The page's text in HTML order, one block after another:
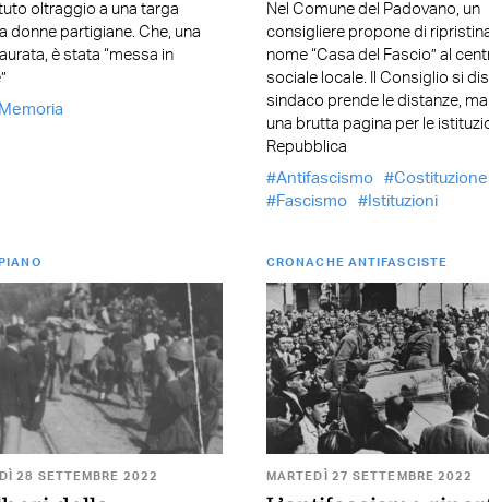
oltraggio a una targa
donne partigiane. Che, una
è stata “messa in
Nel Comune del Padovano, un
consigliere propone di
nome “Casa del Fascio” al
sociale locale. Il Consiglio si
sindaco prende le distanze,
una brutta pagina per le
Repubblica
Antifascismo
Costituzione
Fascismo
Istituzioni
28 SETTEMBRE 2022
CRONACHE ANTIFASCISTE
MARTEDÌ 27 SETTEMBRE 2022